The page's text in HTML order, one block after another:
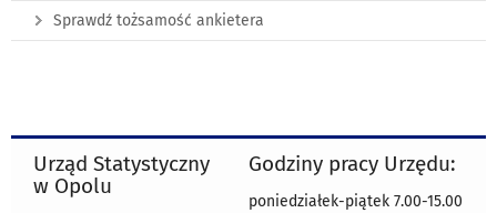
Sprawdź tożsamość ankietera
Urząd Statystyczny
w Opolu
Godziny pracy Urzędu:
poniedziałek-piątek 7.00-15.00